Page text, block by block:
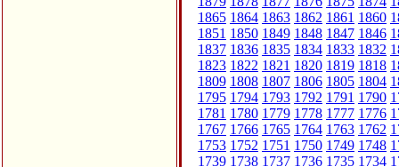
1865 1864 1863 1862 1861 1860
1851 1850 1849 1848 1847 1846
1837 1836 1835 1834 1833 1832
1823 1822 1821 1820 1819 1818
1809 1808 1807 1806 1805 1804
1795 1794 1793 1792 1791 1790
1781 1780 1779 1778 1777 1776
1767 1766 1765 1764 1763 1762
1753 1752 1751 1750 1749 1748
1739 1738 1737 1736 1735 1734